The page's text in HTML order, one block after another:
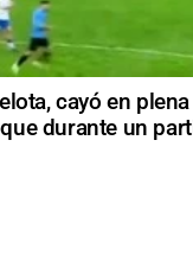
cayó en
durante un